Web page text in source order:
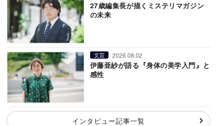
27歳編集長が描くミステリマガジン
の未来
文芸 2026.08.02
伊藤亜紗が語る『身体の美学入門』と
感性
インタビュー記事一覧